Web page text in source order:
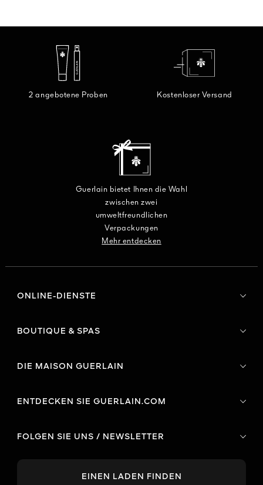
2 angebotene Proben Kostenloser Versand
Guerlain bietet Ihnen die Wahl
zwischen zwei
umweltfreundlichen
Verpackungen
Mehr entdecken
ONLINE-DIENSTE
BOUTIQUE & SPAS
DIE MAISON GUERLAIN
ENTDECKEN SIE GUERLAIN.COM
FOLGEN SIE UNS / NEWSLETTER
EINEN LADEN FINDEN